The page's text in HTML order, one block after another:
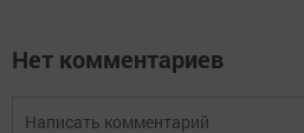
Нет комментариев